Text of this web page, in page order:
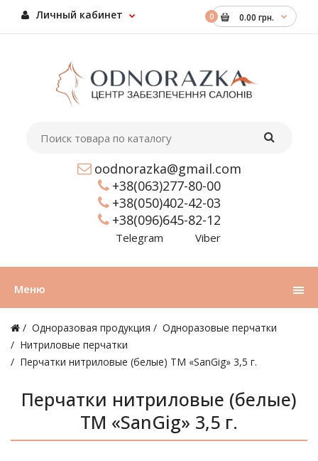
0 0.00 грн.
Личный кабинет
oodnorazka@gmail.com
+38(063)277-80-00
+38(050)402-42-03
+38(096)645-82-12
Telegram Viber
Меню
Одноразовая продукция
Одноразовые перчатки
Нитриловые перчатки
Перчатки нитриловые (белые) ТМ «SanGig» 3,5 г.
Перчатки нитриловые (белые)
ТМ «SanGig» 3,5 г.